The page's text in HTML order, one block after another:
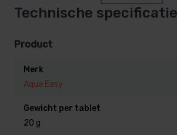
bacteriën in het zwembadwater, en
vergaat door invloed van het
Technische
Product
Merk
Aqua Easy
Gewicht per tablet
20 g